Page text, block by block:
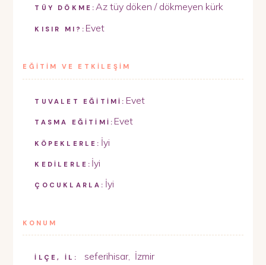
TÜY DÖKME:Az tüy döken / dökmeyen kürk
KISIR MI?: Evet
EĞİTİM VE ETKİLEŞİM
TUVALET EĞİTİMİ: Evet
TASMA EĞİTİMİ: Evet
KÖPEKLERLE: İyi
KEDİLERLE: İyi
ÇOCUKLARLA: İyi
KONUM
İLÇE, İL: seferihisar, İzmir